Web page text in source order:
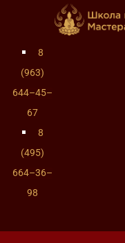
8
(963)
644–45–
67
8
(495)
664–36–
98